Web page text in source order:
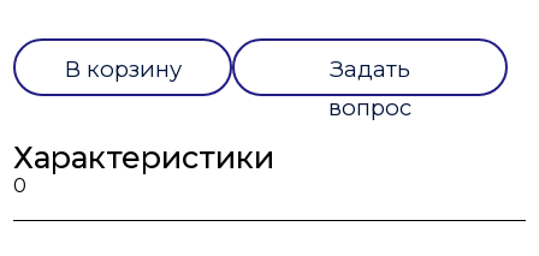
В корзину
Задать
вопрос
Характеристики
0